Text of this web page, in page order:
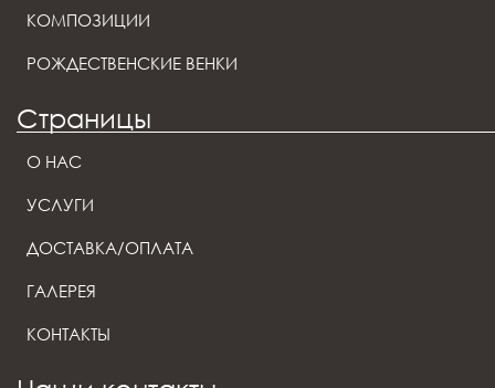
КОМПОЗИЦИИ
РОЖДЕСТВЕНСКИЕ ВЕНКИ
Страницы
О НАС
УСЛУГИ
ДОСТАВКА/ОПЛАТА
ГАЛЕРЕЯ
КОНТАКТЫ